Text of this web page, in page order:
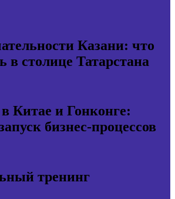
Казани: что
в столице Татарстана
Китае и Гонконге:
бизнес-процессов
тренинг